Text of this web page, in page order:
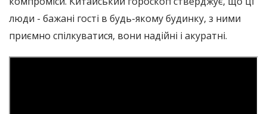
люди - бажані гості в будь-якому будинку, з ними
приємно спілкуватися, вони надійні і акуратні.